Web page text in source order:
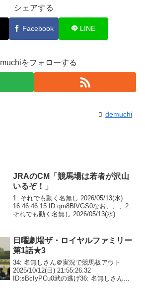
シェアする
Facebook LINE
をフォローする
demuchi
JRAのCM「競馬場は若者が沢山
いるぞ！」
1: それでも動く名無し 2026/05/13(水)
16:46:46.15 ID:qm8BlVGS0なお、、、2:
それでも動く名無し 2026/05/13(水)
日曜劇場ザ・ロイヤルファミリー
第1話★3
34: 名無しさん＠実況で競馬板アウト
2025/10/12(日) 21:55:26.32
ID:sBcIyPCu0武の逃げ36: 名無しさん＠